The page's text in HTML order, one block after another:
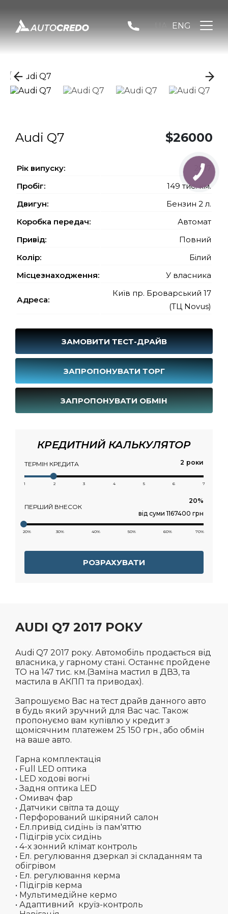
ENG
Audi Q7 $26000
Рiк випуску:
2017
Пробіг:
149 тис. км.
Двигун:
Бензин 2 л.
Коробка передач:
Автомат
Привід:
Повний
Колір:
Білий
Місцезнаходження:
У власника
Адреса:
Київ пр. Броварський 17
(ТЦ Novus)
ЗАМОВИТИ ТЕСТ-ДРАЙВ
ЗАПРОПОНУВАТИ ТОРГ
ЗАПРОПОНУВАТИ ОБМІН
КРЕДИТНИЙ КАЛЬКУЛЯТОР
ТЕРМІН КРЕДИТА роки
1 2 3 4 5 6 7
ПЕРШИЙ ВНЕСОК
від суми 1167400 грн
20% 30% 40% 50% 60% 70%
РОЗРАХУВАТИ
AUDI Q7 2017 РОКУ
Audi Q7 2017 року. Автомобіль продається від
власника, у гарному стані. Останнє пройдене
ТО на 147 тис. км.(Заміна мастил в ДВЗ, та
мастила в АКПП та приводах).
Запрошуємо Вас на тест драйв данного авто
в будь який зручний для Вас час. Також
пропонуємо вам купівлю у кредит з
щомісячним платежем 25 150 грн., або обмін
на ваше авто.
Гарна комплектація
• Full LED оптика
• LED ходові вогні
• Задня оптика LED
• Омивач фар
• Датчики світла та дощу
• Перфорований шкіряний салон
• Ел.привід сидінь із пам'яттю
• Підігрів усіх сидінь
• 4-х зонний клімат контроль
• Ел. регулювання дзеркал зі складанням та
обігрівом
• Ел. регулювання керма
• Підігрів керма
• Мультимедійне кермо
• Адаптивний круїз-контроль